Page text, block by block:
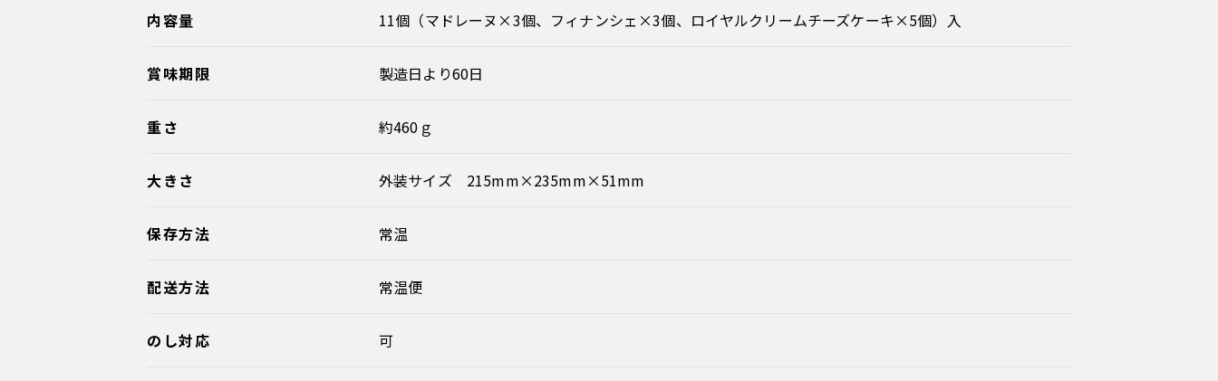
内容量 11個（マドレーヌ×3個、フィナンシェ×3個、ロイヤルクリームチーズケーキ×5個）入
賞味期限 製造日より60日
重さ 約460ｇ
大きさ 外装サイズ 215mm×235mm×51mm
保存方法 常温
配送方法 常温便
のし対応 可